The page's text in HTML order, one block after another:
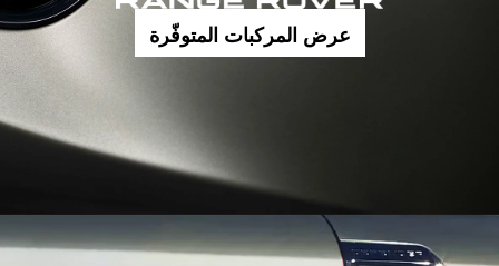
عرض المركبات المتوفّرة